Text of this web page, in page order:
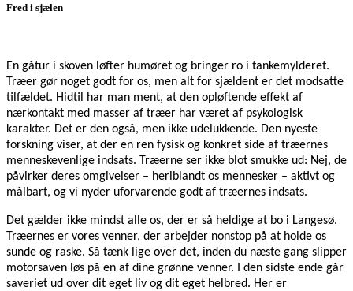
Fred i sjælen
En gåtur i skoven løfter humøret og bringer ro i tankemylderet.
Træer gør noget godt for os, men alt for sjældent er det modsatte
tilfældet. Hidtil har man ment, at den opløftende effekt af
nærkontakt med masser af træer har været af psykologisk
karakter. Det er den også, men ikke udelukkende. Den nyeste
forskning viser, at der en ren fysisk og konkret side af træernes
menneskevenlige indsats. Træerne ser ikke blot smukke ud: Nej, de
påvirker deres omgivelser – heriblandt os mennesker – aktivt og
målbart, og vi nyder uforvarende godt af træernes indsats.
Det gælder ikke mindst alle os, der er så heldige at bo i Langesø.
Træernes er vores venner, der arbejder nonstop på at holde os
sunde og raske. Så tænk lige over det, inden du næste gang slipper
motorsaven løs på en af dine grønne venner. I den sidste ende går
saveriet ud over dit eget liv og dit eget helbred. Her er